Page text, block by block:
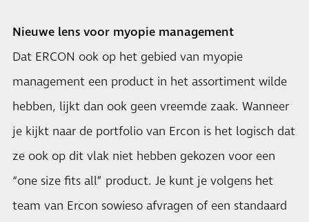
Nieuwe lens voor myopie management
Dat ERCON ook op het gebied van myopie
management een product in het assortiment wilde
hebben, lijkt dan ook geen vreemde zaak. Wanneer
je kijkt naar de portfolio van Ercon is het logisch dat
ze ook op dit vlak niet hebben gekozen voor een
“one size fits all” product. Je kunt je volgens het
team van Ercon sowieso afvragen of een standaard